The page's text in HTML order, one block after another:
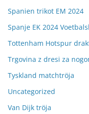
Spanien trikot EM 2024
Spanje EK 2024
Tottenham Hotspur
Trgovina z dresi za
Tyskland matchtröja
Uncategorized
Van Dijk tröja